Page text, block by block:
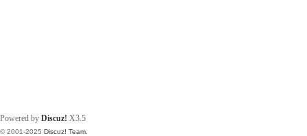
Powered by Discuz! X3.5
© 2001-2025 Discuz! Team